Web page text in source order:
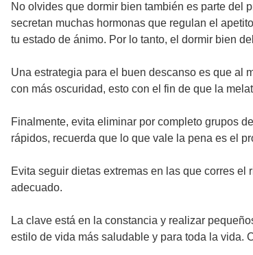
No olvides que dormir bien también es parte del
secretan muchas hormonas que regulan el
tu estado de ánimo. Por lo tanto, el dormir bien
Una estrategia para el buen descanso es que al
con más oscuridad, esto con el fin de que la
Finalmente, evita eliminar por completo grupos
rápidos, recuerda que lo que vale la pena es el
Evita seguir dietas extremas en las que corres
adecuado.
La clave está en la constancia y realizar
estilo de vida más saludable y para toda la vida.